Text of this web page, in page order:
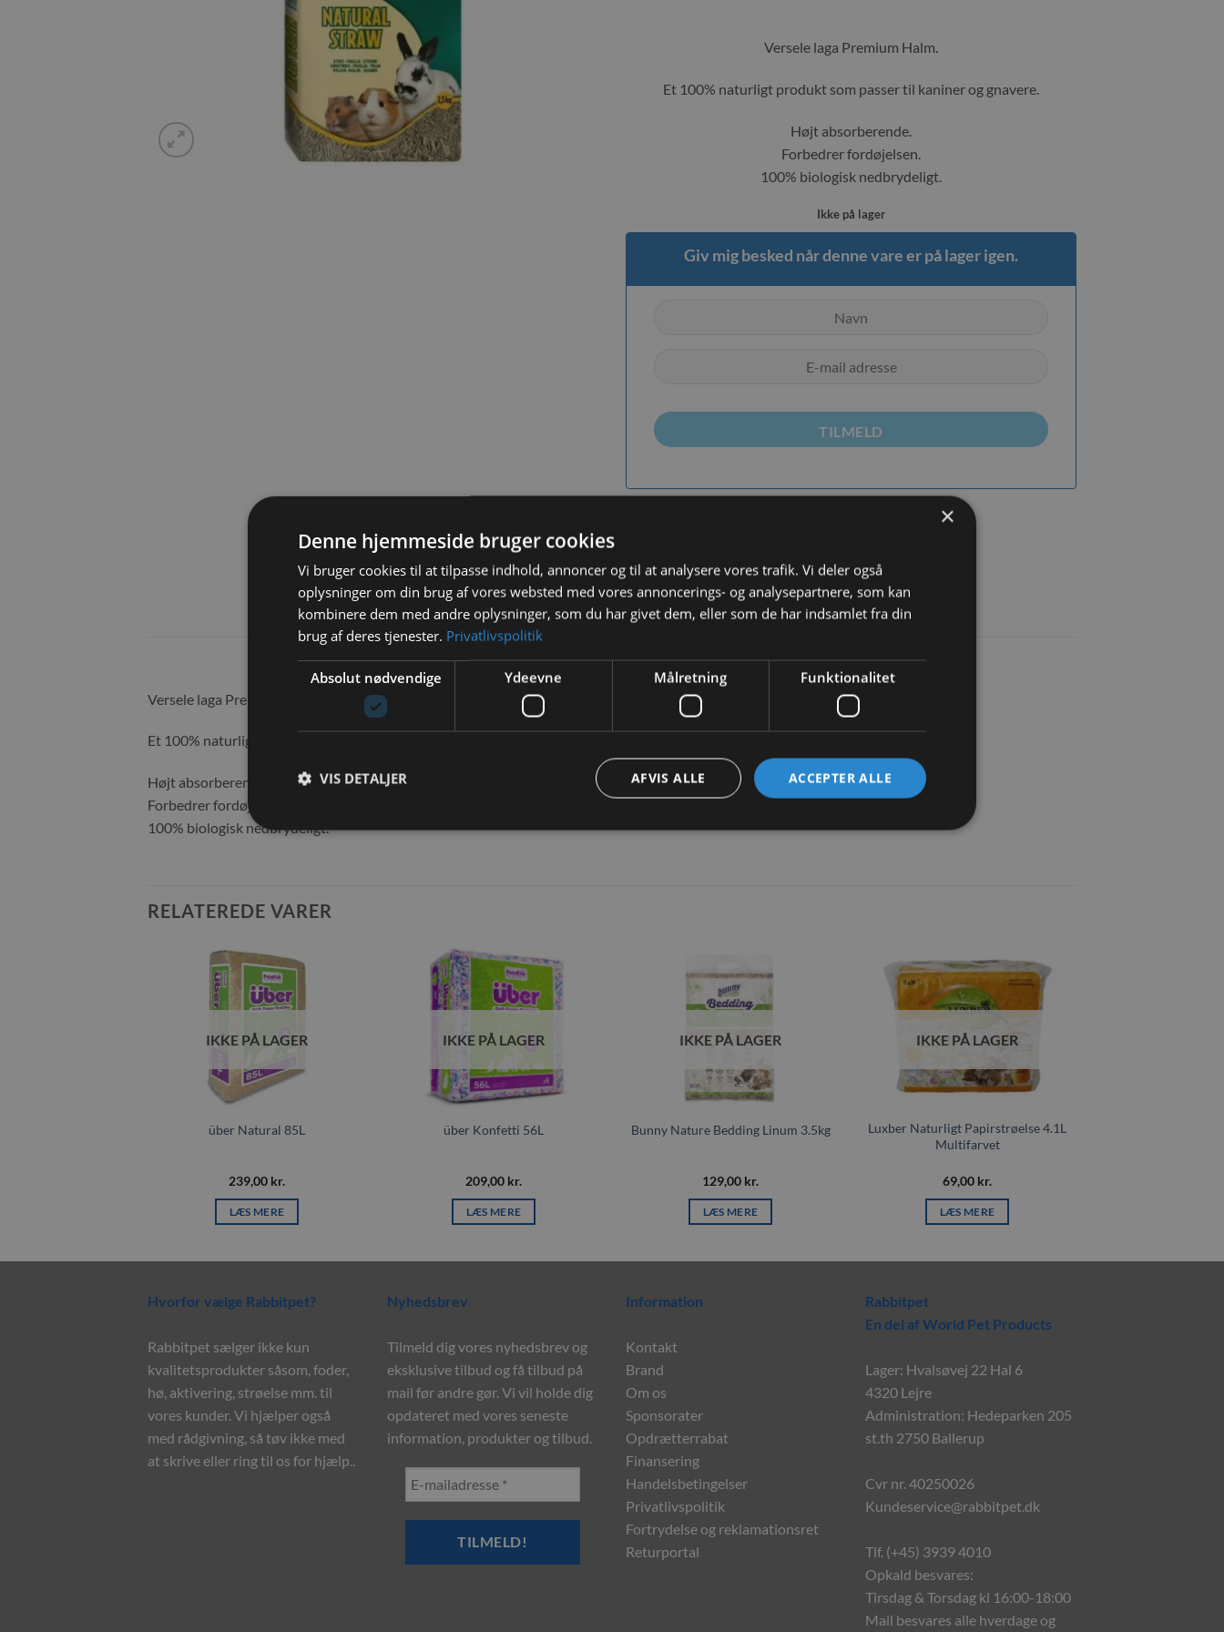
Versele laga Premium Halm.
Et 100% naturligt produkt som passer til kaniner og gnavere.
Højt absorberende.
Forbedrer fordøjelsen.
100% biologisk nedbrydeligt.
Ikke på lager
Giv mig besked når denne vare er på lager igen.
TILMELD
Versele laga Premium Halm.
Et 100% naturligt produkt som passer til kaniner og gnavere.
Højt absorberende.
Forbedrer fordøjelsen.
100% biologisk nedbrydeligt.
RELATEREDE VARER
IKKE PÅ LAGER
über Natural 85L
239,00 kr.
LÆS MERE
Tilføj til
ønskeliste
IKKE PÅ LAGER
über Konfetti 56L
209,00 kr.
LÆS MERE
IKKE PÅ LAGER
Bunny Nature Bedding Linum 3.5kg
129,00 kr.
LÆS MERE
ønskeliste
IKKE PÅ LAGER
Luxber Naturligt Papirstrøelse 4.1L
Multifarvet
69,00 kr.
LÆS MERE
Hvorfor vælge Rabbitpet?
Rabbitpet sælger ikke kun
kvalitetsprodukter såsom, foder,
hø, aktivering, strøelse mm. til
vores kunder. Vi hjælper også
med rådgivning, så tøv ikke med
at skrive eller ring til os for hjælp..
Nyhedsbrev
Tilmeld dig vores nyhedsbrev og
eksklusive tilbud og få tilbud på
mail før andre gør. Vi vil holde dig
opdateret med vores seneste
information, produkter og tilbud.
Information
Kontakt
Brand
Om os
Sponsorater
Opdrætterrabat
Finansering
Handelsbetingelser
Privatlivspolitik
Fortrydelse og reklamationsret
Returportal
Rabbitpet
En del af World Pet Products
Lager: Hvalsøvej 22 Hal 6
4320 Lejre
Administration: Hedeparken 205
st.th 2750 Ballerup
Cvr nr. 40250026
Kundeservice@rabbitpet.dk
Tlf. (+45) 3939 4010
Opkald besvares:
Tirsdag & Torsdag kl 16:00-18:00
Mail besvares alle hverdage og
×
Denne hjemmeside bruger cookies
Vi bruger cookies til at tilpasse indhold, annoncer og til at analysere vores trafik. Vi deler også
oplysninger om din brug af vores websted med vores annoncerings- og analysepartnere, som kan
kombinere dem med andre oplysninger, som du har givet dem, eller som de har indsamlet fra din
brug af deres tjenester. Privatlivspolitik
Absolut nødvendige Ydeevne Målretning Funktionalitet
ACCEPTER ALLE
AFVIS ALLE
VIS DETALJER